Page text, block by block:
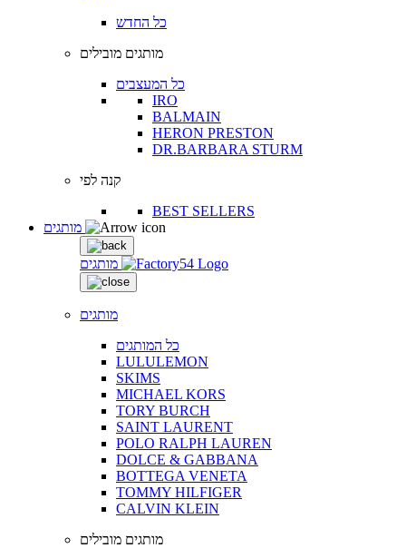
כל החדש
מותגים מובילים
כל המעצבים
IRO
BALMAIN
HERON PRESTON
DR.BARBARA STURM
קנה לפי
BEST SELLERS
מותגים
מותגים
כל המותגים
LULULEMON
SKIMS
MICHAEL KORS
TORY BURCH
SAINT LAURENT
POLO RALPH LAUREN
DOLCE & GABBANA
BOTTEGA VENETA
TOMMY HILFIGER
CALVIN KLEIN
מותגים מובילים